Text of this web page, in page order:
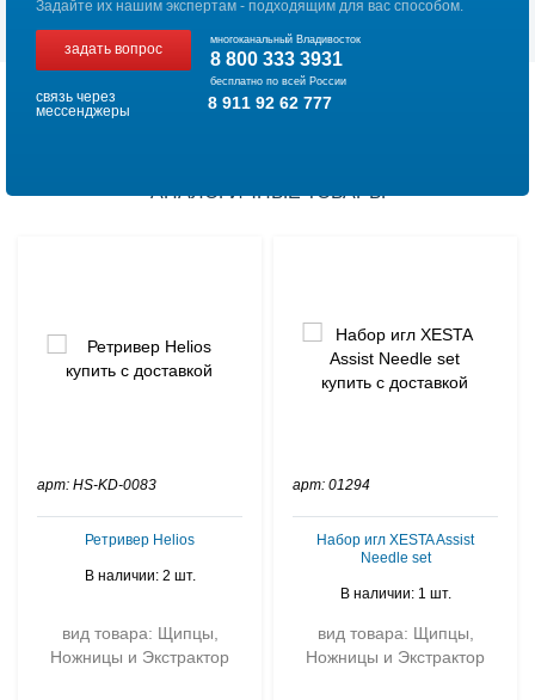
Задайте их нашим экспертам - подходящим для вас способом.
задать вопрос
многоканальный Владивосток
8 800 333 3931
бесплатно по всей России
связь через
мессенджеры
8 911 92 62 777
АНАЛОГИЧНЫЕ ТОВАРЫ
арт: HS-KD-0083
Ретривер Helios
В наличии: 2 шт.
вид товара: Щипцы,
Ножницы и Экстрактор
арт: 01294
Набор игл XESTA Assist
Needle set
В наличии: 1 шт.
вид товара: Щипцы,
Ножницы и Экстрактор